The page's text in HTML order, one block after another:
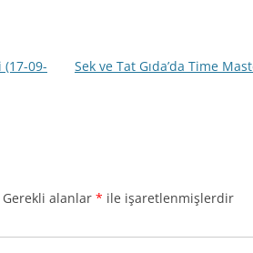
(17-09-
Sek ve Tat Gıda’da Time
Gerekli alanlar * ile işaretlenmişlerdir